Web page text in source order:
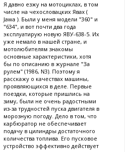
Я давно езжу на мотоциклах, в том
числе на чехословацких Явах (
Jawa ). Были у меня модели "360" и
"634", и вот почти два года
эксплуатирую новую ЯВУ-638-5. Их
уже немало в нашей стране, и
мотолюбителям знакомы
основные характеристики, хотя
бы по описанию в журнале "За
рулем" (1986, N3). Поэтому я
расскажу о качествах машины,
проявляющихся в деле. Первые
поездки, которые пришлись на
зиму, были не очень радостными
из-за трудностей пуска двигателя в
морозную погоду. Дело в том, что
карбюратор не обеспечивает
подачу в цилиндры достаточного
количества топлива. Его пусковое
устройство эффективно действует